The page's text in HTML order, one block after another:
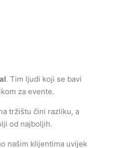
. Tim ljudi koji se bavi
za evente.
tržištu čini razliku, a
od najboljih.
našim klijentima uvijek